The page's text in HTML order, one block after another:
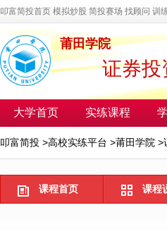
叩富简投首页 模拟炒股 简投赛场 找顾问 训
莆田学院
证券投
大学首页 实练课程
叩富简投 >高校实练平台 >莆田学院 >
课程首页 课程